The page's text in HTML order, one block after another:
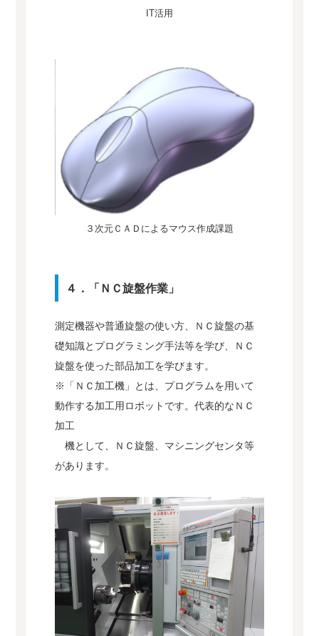
IT活用
３次元ＣＡＤによるマウス作成課題
４．「ＮＣ旋盤作業」
測定機器や普通旋盤の使い方、ＮＣ旋盤の基
礎知識とプログラミング手法等を学び、ＮＣ
旋盤を使った部品加工を学びます。
※「ＮＣ加工機」とは、プログラムを用いて
動作する加工用ロボットです。代表的なＮＣ
加工
機として、ＮＣ旋盤、マシニングセンタ等
があります。